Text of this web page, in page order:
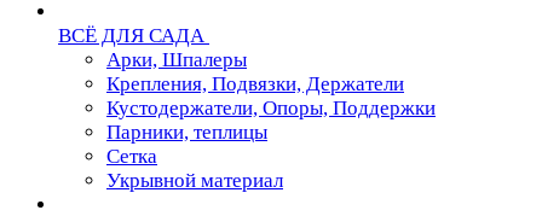
ВСЁ ДЛЯ САДА
Арки, Шпалеры
Крепления, Подвязки, Держатели
Кустодержатели, Опоры, Поддержки
Парники, теплицы
Сетка
Укрывной материал